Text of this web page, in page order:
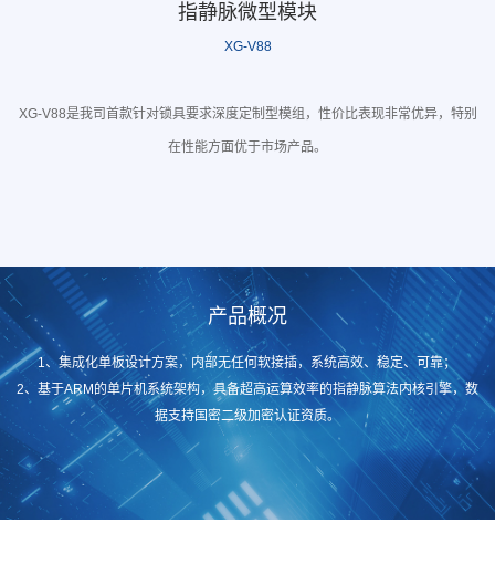
指静脉微型模块
XG-V88
XG-V88是我司首款针对锁具要求深度定制型模组，性价比表现非常优异，特别
在性能方面优于市场产品。
产品概况
1、集成化单板设计方案，内部无任何软接插，系统高效、稳定、可靠；
2、基于ARM的单片机系统架构，具备超高运算效率的指静脉算法内核引擎，数
据支持国密二级加密认证资质。